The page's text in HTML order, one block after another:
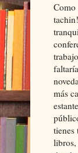
Como
más
tienes
libros,